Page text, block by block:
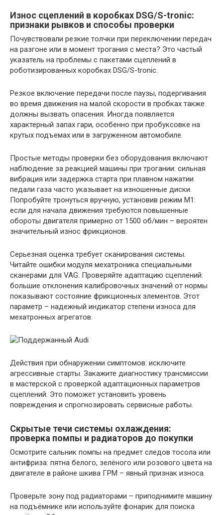
Износ сцеплений в коробках DSG/S-tronic:
признаки рывков и способы проверки
Почувствовали резкие толчки при переключении передач
на разгоне или в момент трогания с места? Это частый
указатель на проблемы с пакетами сцеплений в
роботизированных коробках DSG/S-tronic.
Резкое включение передачи после паузы, подергивания
во время движения на малой скорости в пробках также
должны вызвать опасения. Иногда появляется
характерный запах гари, особенно при пробуксовке на
крутых подъемах или в загруженном автомобиле.
Простые методы проверки без оборудования включают
наблюдение за реакцией машины при трогании: сильная
вибрация или задержка старта при плавном нажатии
педали газа часто указывает на изношенные диски.
Попробуйте тронуться вручную, установив режим M1:
если для начала движения требуются повышенные
обороты двигателя примерно от 1500 об/мин – вероятен
значительный износ фрикционов.
Серьезная оценка требует сканирования системы.
Читайте ошибки модуля мехатроника специальными
сканерами для VAG. Проверяйте адаптацию сцеплений:
большие отклонения калибровочных значений от нормы
показывают состояние фрикционных элементов. Этот
параметр – надежный индикатор степени износа для
мехатронных агрегатов.
Действия при обнаружении симптомов: исключите
агрессивные старты. Закажите диагностику трансмиссии
в мастерской с проверкой адаптационных параметров
сцеплений. Это поможет установить уровень
повреждения и спрогнозировать сервисные работы.
Скрытые течи системы охлаждения:
проверка помпы и радиаторов до покупки
Осмотрите сальник помпы на предмет следов тосола или
антифриза: пятна белого, зелёного или розового цвета на
двигателе в районе шкива ГРМ – явный признак износа.
Проверьте зону под радиаторами – приподнимите машину
на подъёмнике или используйте фонарик для поиска